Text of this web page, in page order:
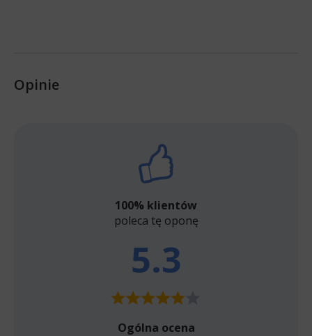
Opinie
100% klientów
poleca tę oponę
5.3
Ogólna ocena